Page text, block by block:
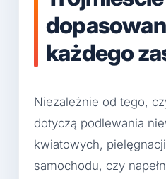
każdego
Niezależnie od tego,
dotyczą podlewania
kwiatowych,
samochodu, czy